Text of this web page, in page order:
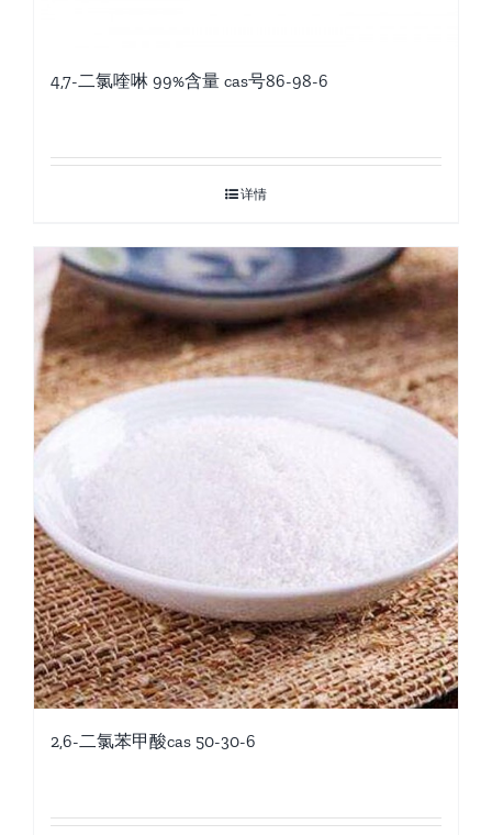
4,7-二氯喹啉 99%含量 cas号86-98-6
详情
2,6-二氯苯甲酸cas 50-30-6